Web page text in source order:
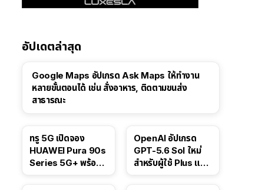
อัปเดตล่าสุด
Google Maps อัปเกรด Ask Maps ให้ทำงาน
หลายขั้นตอนได้ เช่น สั่งอาหาร, ติดตามขนส่ง
สาธารณะ
ทรู 5G เปิดจอง
HUAWEI Pura 90s
Series 5G+ พร้อม
OpenAI อัปเกรด
GPT-5.6 Sol ใหม่
สำหรับผู้ใช้ Plus และ